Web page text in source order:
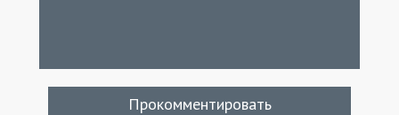
Прокомментировать